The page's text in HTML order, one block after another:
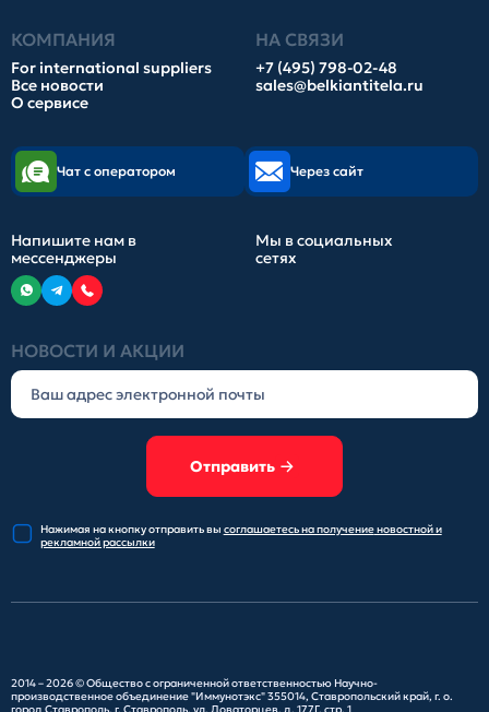
КОМПАНИЯ
For international suppliers
Все новости
О сервисе
НА СВЯЗИ
+7 (495) 798-02-48
sales@belkiantitela.ru
НОВОСТИ И АКЦИИ
Отправить
Нажимая на кнопку отправитьвы соглашаетесь на получениеновостной и
рекламной рассылки
Чат с оператором Через сайт
Напишите нам в
мессенджеры
Мы в социальных
сетях
2014 – 2026 ©Общество с ограниченной ответственностью Научно-
производственное объединение "Иммунотэкс"355014, Ставропольский край, г. о.